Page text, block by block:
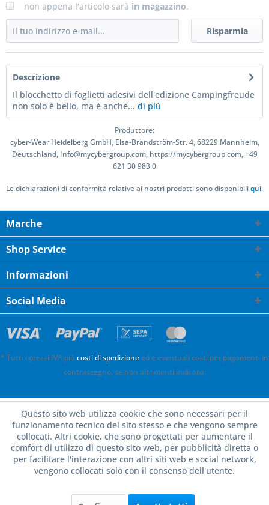
non appena l'articolo sarà in magazzino.
Risparmia
Descrizione
Il blocchetto di foglietti adesivi dell'edizione Campingfreude
non solo è bello, ma è anche... di più
Produttore:
cyber-Wear Heidelberg GmbH, Elsa-Brändström-Str. 4, 68229 Mannheim,
Deutschland, Info@mycybergroup.com, https://mycybergroup.com, +49
621 30 983 0
Le dichiarazioni di conformità relative ai nostri prodotti sono disponibiliqui.
Marche
Shop Service
Informazioni
Social Media
* Tutti i prezzi IVA più costi di spedizioneed e eventuali costi per pagamenti in
contrassegno, se non altrimenti indicato.
Questo sito web utilizza cookie che sono necessari per il
funzionamento tecnico del sito stesso e che vengono sempre
collocati. Altri cookie, che sono progettati per aumentare il
comfort di utilizzo di questo sito web, per pubblicità diretta o
per facilitare l'interazione con altri siti web e social network,
vengono collocati solo con il consenso dell'utente.